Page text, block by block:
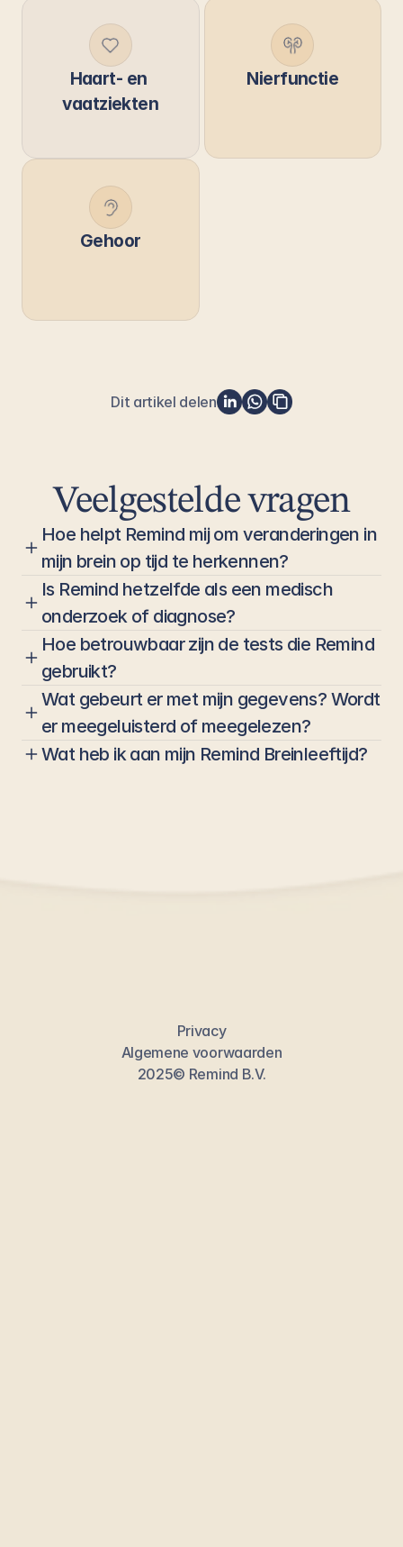
Haart- en
vaatziekten
Gehoor
Nierfunctie
Dit artikel delen
Veelgestelde vragen
Hoe helpt Remind mij om veranderingen in
mijn brein op tijd te herkennen?
Is Remind hetzelfde als een medisch
onderzoek of diagnose?
Hoe betrouwbaar zijn de tests die Remind
gebruikt?
Wat gebeurt er met mijn gegevens? Wordt
er meegeluisterd of meegelezen?
Wat heb ik aan mijn Remind Breinleeftijd?
Privacy
Algemene voorwaarden
2025© Remind B.V.